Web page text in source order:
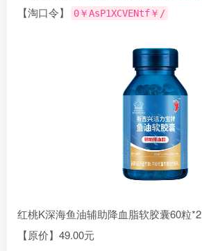
【淘口令】
0￥AsP1XCVENtf￥/
红桃K深海鱼油辅助降血脂软胶囊60粒*2
【原价】49.00元